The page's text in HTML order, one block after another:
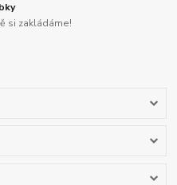
si zakládáme!